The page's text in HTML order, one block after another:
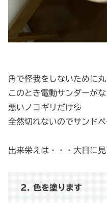
角で怪我をしないために丸
このとき電動サンダーが
悪いノコギリだけ💦
全然切れないのでサンドペ
出来栄えは・・・大目に
2. 色を塗ります